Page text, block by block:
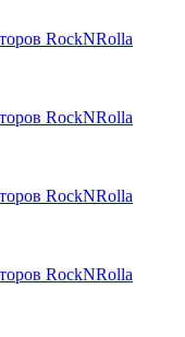
RockNRolla
RockNRolla
RockNRolla
RockNRolla